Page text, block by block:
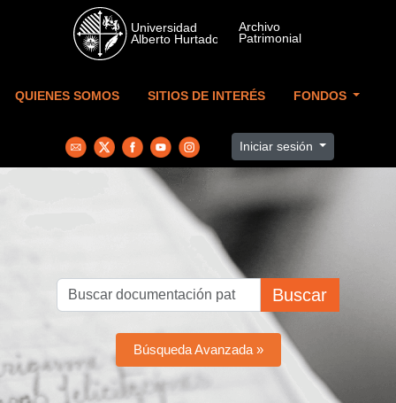
Skip to main content
QUIENES SOMOS SITIOS DE INTERÉS FONDOS
Iniciar sesión
Buscar
Búsqueda Avanzada »